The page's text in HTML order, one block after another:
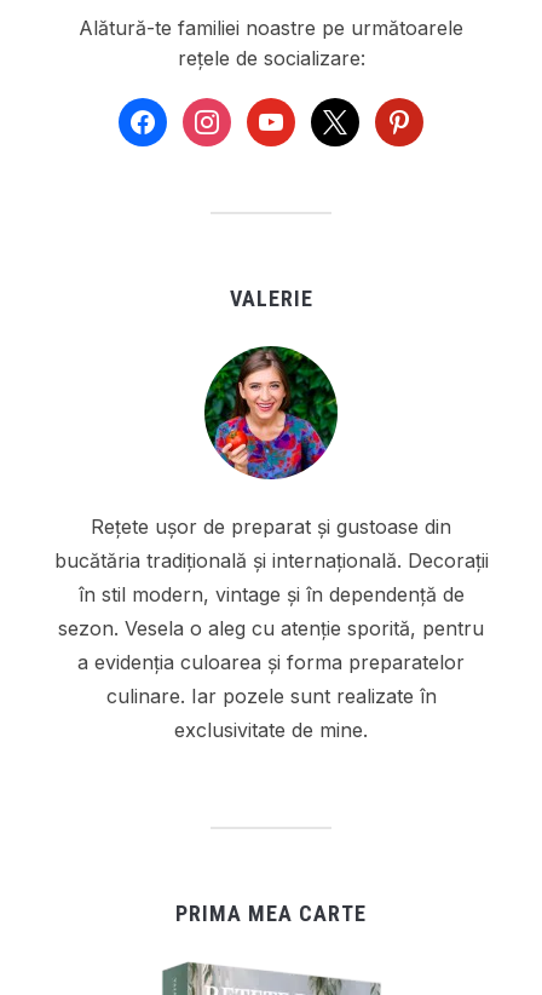
Alătură-te familiei noastre pe următoarele
rețele de socializare:
facebookinstagramyoutube
x pinterest
VALERIE
Rețete ușor de preparat și gustoase din
bucătăria tradițională și internațională. Decorații
în stil modern, vintage și în dependență de
sezon. Vesela o aleg cu atenție sporită, pentru
a evidenția culoarea și forma preparatelor
culinare. Iar pozele sunt realizate în
exclusivitate de mine.
PRIMA MEA CARTE